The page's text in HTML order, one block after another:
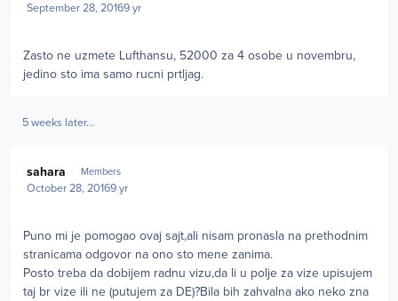
September 28, 20169 yr
Zasto ne uzmete Lufthansu, 52000 za 4 osobe u novembru,
jedino sto ima samo rucni prtljag.
5 weeks later...
sahara Members
October 28, 20169 yr
Puno mi je pomogao ovaj sajt,ali nisam pronasla na prethodnim
stranicama odgovor na ono sto mene zanima.
Posto treba da dobijem radnu vizu,da li u polje za vize upisujem
taj br vize ili ne (putujem za DE)?Bila bih zahvalna ako neko zna